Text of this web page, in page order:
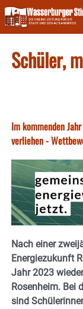
Skip
to
content
Schüler,
Im kommenden
verliehen -
Nach einer
Energiezukunft
Jahr 2023
Rosenheim. Bei
sind